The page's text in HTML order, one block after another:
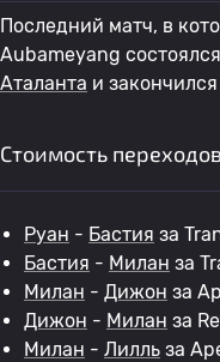
Последний матч, в
Aubameyang
Аталанта и
Стоимость
Руан - Бастия за
Бастия - Милан за
Милан - Дижон за
Дижон - Милан за
Милан - Лилль за